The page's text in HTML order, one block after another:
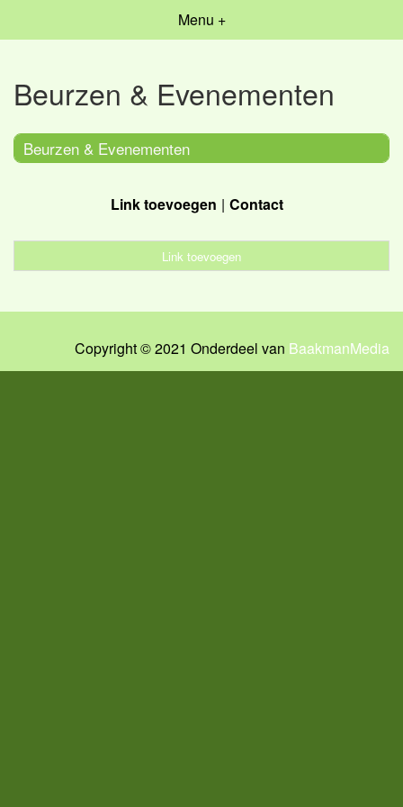
Menu +
Beurzen & Evenementen
Beurzen & Evenementen
Link toevoegen Contact
Link toevoegen
Copyright © 2021 Onderdeel van BaakmanMedia